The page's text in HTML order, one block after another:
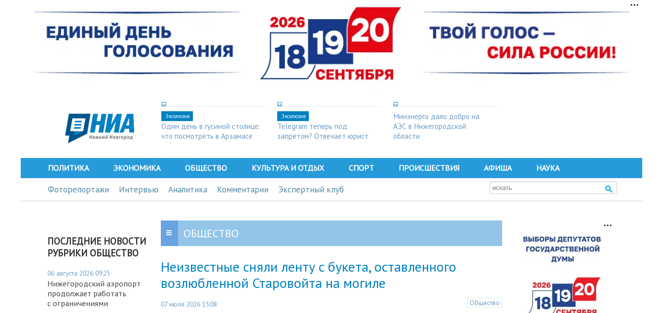
Эксклюзив
Один день в гусиной столице:
что посмотреть в Арзамасе
Эксклюзив
Telegram теперь под
запретом? Отвечает юрист
Минэнерго дало добро на
АЭС в Нижегородской
области
ПОЛИТИКА ЭКОНОМИКА ОБЩЕСТВО КУЛЬТУРА И ОТДЫХ СПОРТ ПРОИСШЕСТВИЯ АФИША НАУКА
Фоторепортажи Интервью Аналитика Комментарии Экспертный клуб
ПОСЛЕДНИЕ НОВОСТИ
РУБРИКИ ОБЩЕСТВО
06 августа 2026 09:25
Нижегородский аэропорт
продолжает работать
с ограничениями
ОБЩЕСТВО
Неизвестные сняли ленту с букета, оставленного
возлюбленной Старовойта на могиле
07 июля 2026 15:08 Общество